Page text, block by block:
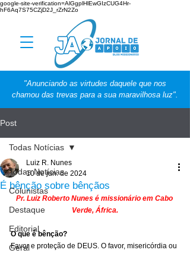
google-site-verification=AlGgplHlEwGIzCUG4Hr-
hF6Aq7S75CZjD2J_rZrN2Zo
"Anunciando as virtudes daquele que nos
chamou das trevas para a sua maravilhosa luz".
Post
Todas Notícias
Colunistas
Destaque
Editorial
Geral
Todas Notícias
É bênção sobre bênçãos
Luiz R. Nunes
10 de jun. de 2024
Pr. Luiz Roberto Nunes é missionário em Cabo
Verde, África.
O que é bênção?
Favor e proteção de DEUS. O favor, misericórdia ou